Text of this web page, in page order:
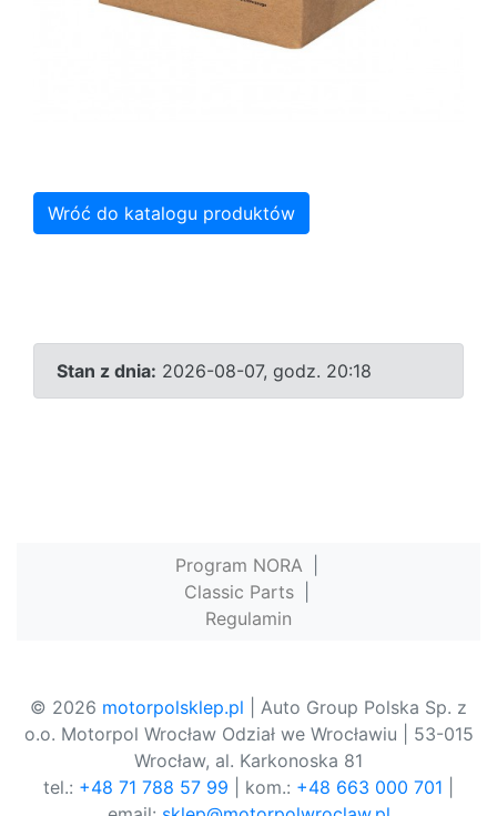
Wróć do katalogu produktów
Stan z dnia: 2026-08-07, godz. 20:18
Program NORA
Classic Parts
Regulamin
© 2026 motorpolsklep.pl | Auto Group Polska Sp. z
o.o. Motorpol Wrocław Odział we Wrocławiu | 53-015
Wrocław, al. Karkonoska 81
tel.: +48 71 788 57 99 | kom.: +48 663 000 701